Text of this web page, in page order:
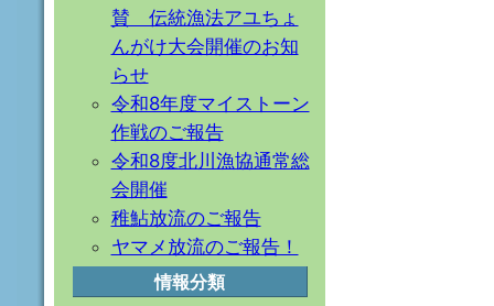
賛 伝統漁法アユちょ
んがけ大会開催のお知
らせ
令和8年度マイストーン
作戦のご報告
令和8度北川漁協通常総
会開催
稚鮎放流のご報告
ヤマメ放流のご報告！
情報分類